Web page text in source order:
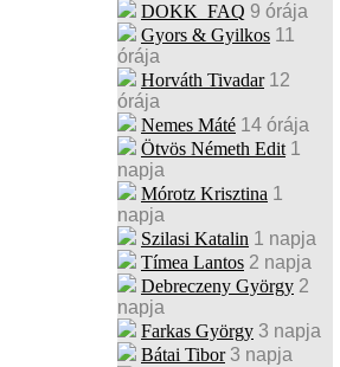
DOKK_FAQ 9 órája
Gyors & Gyilkos 11
órája
Horváth Tivadar 12
órája
Nemes Máté 14 órája
Ötvös Németh Edit 1
napja
Mórotz Krisztina 1
napja
Szilasi Katalin 1 napja
Tímea Lantos 2 napja
Debreczeny György 2
napja
Farkas György 3 napja
Bátai Tibor 3 napja